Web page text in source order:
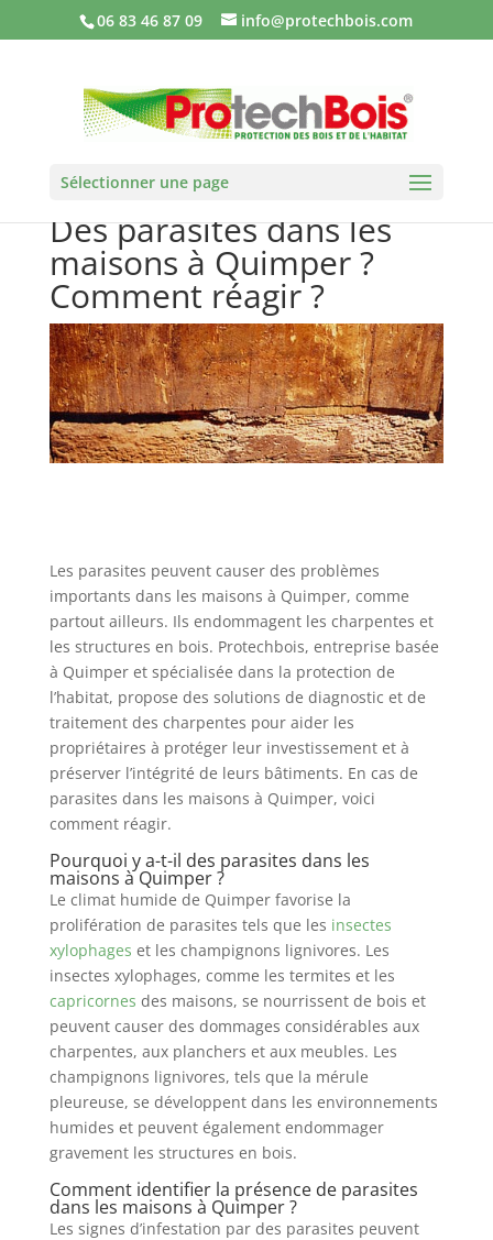
06 83 46 87 09 info@protechbois.com
Sélectionner une page
Des parasites dans les
maisons à Quimper ?
Comment réagir ?
Les parasites peuvent causer des problèmes
importants dans les maisons à Quimper, comme
partout ailleurs. Ils endommagent les charpentes et
les structures en bois. Protechbois, entreprise basée
à Quimper et spécialisée dans la protection de
l’habitat, propose des solutions de diagnostic et de
traitement des charpentes pour aider les
propriétaires à protéger leur investissement et à
préserver l’intégrité de leurs bâtiments. En cas de
parasites dans les maisons à Quimper, voici
comment réagir.
Pourquoi y a-t-il des parasites dans les
maisons à Quimper ?
Le climat humide de Quimper favorise la
prolifération de parasites tels que les insectes
xylophages et les champignons lignivores. Les
insectes xylophages, comme les termites et les
capricornes des maisons, se nourrissent de bois et
peuvent causer des dommages considérables aux
charpentes, aux planchers et aux meubles. Les
champignons lignivores, tels que la mérule
pleureuse, se développent dans les environnements
humides et peuvent également endommager
gravement les structures en bois.
Comment identifier la présence de parasites
dans les maisons à Quimper ?
Les signes d’infestation par des parasites peuvent